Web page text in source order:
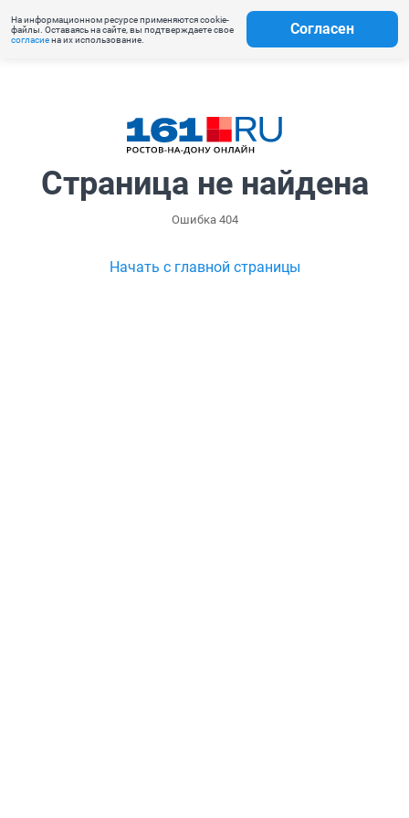
На информационном ресурсе применяются cookie-
файлы. Оставаясь на сайте, вы подтверждаете свое
согласиена их использование.
Согласен
Страница не найдена
Ошибка 404
Начать с главной страницы